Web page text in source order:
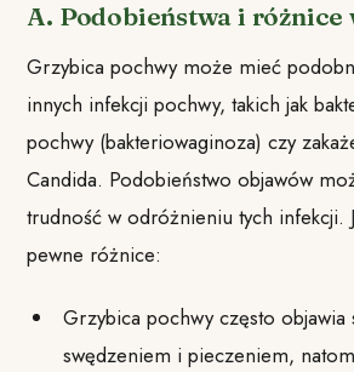
A. Podobieństwa i różnice
Grzybica pochwy może mieć
innych infekcji pochwy, takich jak
pochwy (bakteriowaginoza) czy
Candida. Podobieństwo objawów
trudność w odróżnieniu tych infekcji.
pewne różnice:
Grzybica pochwy często objawia
swędzeniem i pieczeniem,